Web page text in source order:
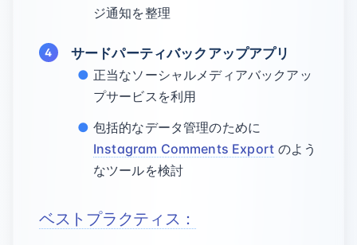
ジ通知を整理
サードパーティバックアップアプリ
正当なソーシャルメディアバックアッ
プサービスを利用
包括的なデータ管理のために
Instagram Comments Export のよう
なツールを検討
ベストプラクティス：